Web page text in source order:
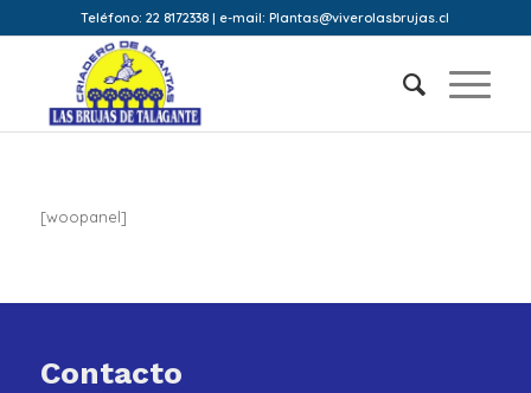
Teléfono: 22 8172338 | e-mail: Plantas@viverolasbrujas.cl
[woopanel]
Contacto